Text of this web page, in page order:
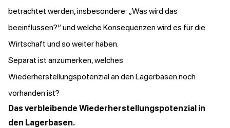
betrachtet werden, insbesondere: „Was wird das
beeinflussen?“ und welche Konsequenzen wird es für die
Wirtschaft und so weiter haben.
Separat ist anzumerken, welches
Wiederherstellungspotenzial an den Lagerbasen noch
vorhanden ist?
Das verbleibende Wiederherstellungspotenzial in
den Lagerbasen.